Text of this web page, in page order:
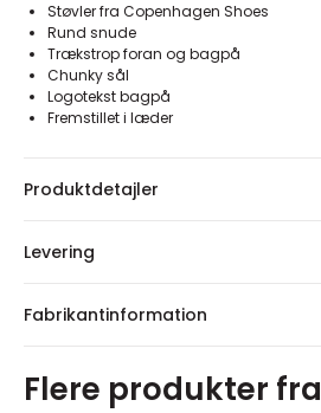
Støvler fra Copenhagen Shoes
Rund snude
Trækstrop foran og bagpå
Chunky sål
Logotekst bagpå
Fremstillet i læder
Produktdetajler
Levering
Fabrikantinformation
Flere produkter fra